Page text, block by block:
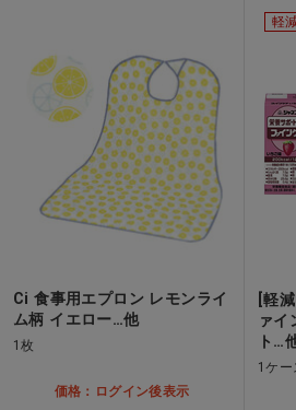
Ci 食事用エプロン レモンライ
ム柄 イエロー…他
1枚
価格：ログイン後表示
軽
[軽
ァイ
ト…
1ケ